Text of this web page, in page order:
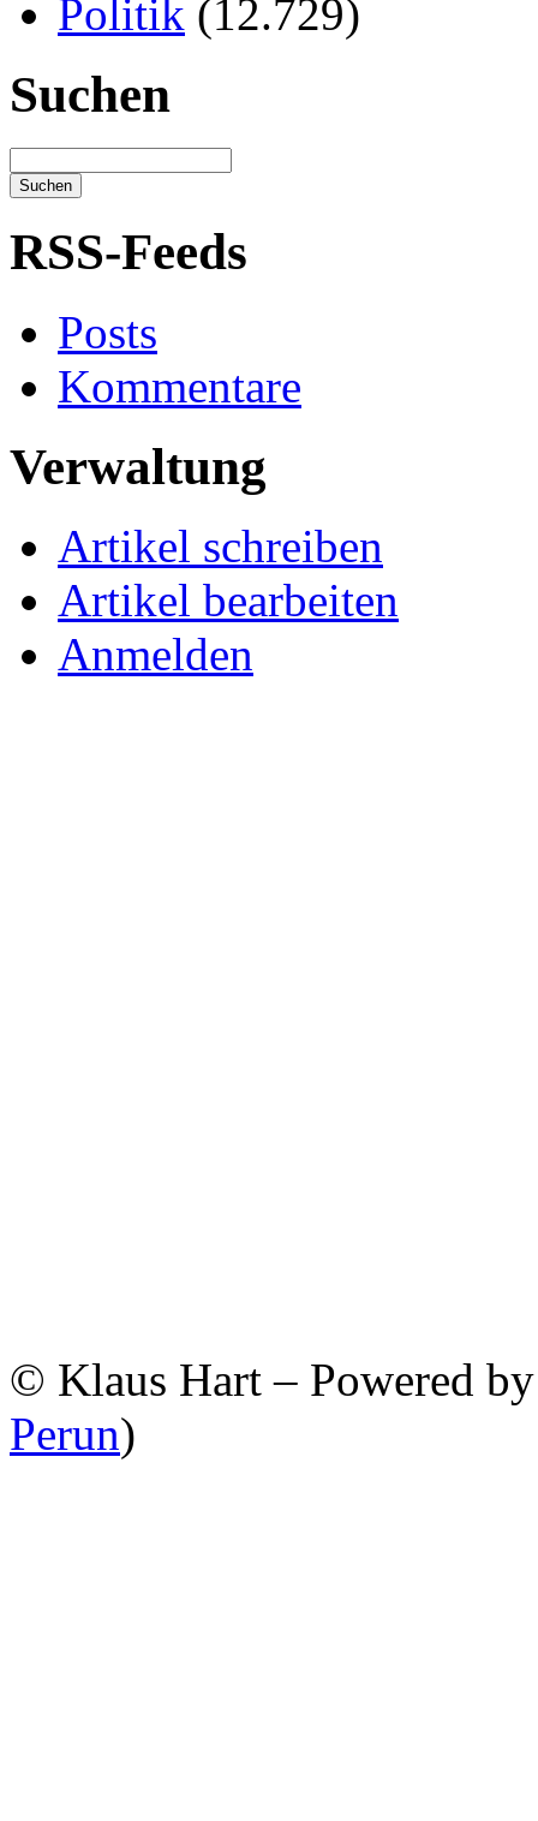
Politik (12.729)
Suchen
RSS-Feeds
Posts
Kommentare
Verwaltung
Artikel schreiben
Artikel bearbeiten
Anmelden
© Klaus Hart – Powered
Perun)